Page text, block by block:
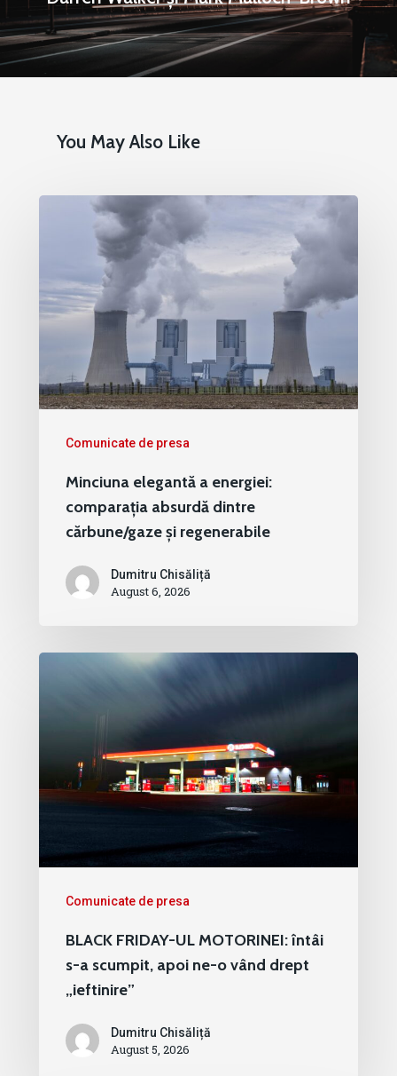
You May Also Like
Comunicate de presa
Minciuna elegantă a energiei:
comparația absurdă dintre
cărbune/gaze și regenerabile
Dumitru Chisăliță
August 6, 2026
Comunicate de presa
BLACK FRIDAY-UL MOTORINEI: întâi
s-a scumpit, apoi ne-o vând drept
„ieftinire”
Dumitru Chisăliță
August 5, 2026
Redresare vs.
Fiscalitate pentru o
Durabilă
Mai 2015
Martie 2015
Construcții și
pentru o Românie